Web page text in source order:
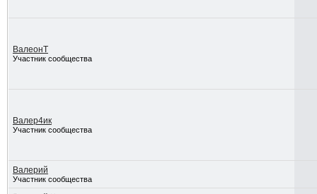
ВалеонТ
Участник сообщества
Валер4ик
Участник сообщества
Валерий
Участник сообщества